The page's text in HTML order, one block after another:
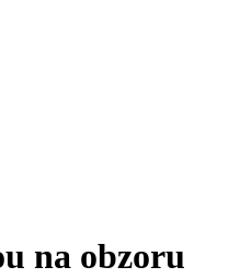
na obzoru